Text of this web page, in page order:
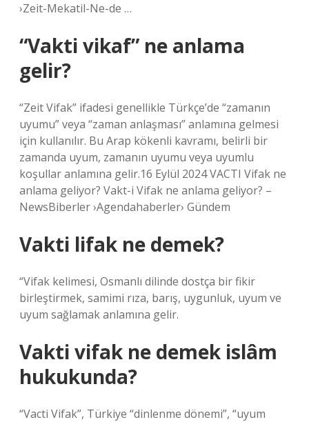
›Zeit-Mekatil-Ne-de …
“Vakti vikaf” ne anlama
gelir?
“Zeit Vifak” ifadesi genellikle Türkçe’de “zamanın
uyumu” veya “zaman anlaşması” anlamına gelmesi
için kullanılır. Bu Arap kökenli kavramı, belirli bir
zamanda uyum, zamanın uyumu veya uyumlu
koşullar anlamına gelir.16 Eylül 2024 VACTI Vifak ne
anlama geliyor? Vakt-i Vifak ne anlama geliyor? –
NewsBiberler ›Agendahaberler› Gündem
Vakti lifak ne demek?
“Vifak kelimesi, Osmanlı dilinde dostça bir fikir
birleştirmek, samimi rıza, barış, uygunluk, uyum ve
uyum sağlamak anlamına gelir.
Vakti vifak ne demek islâm
hukukunda?
“Vacti Vifak”, Türkiye “dinlenme dönemi”, “uyum